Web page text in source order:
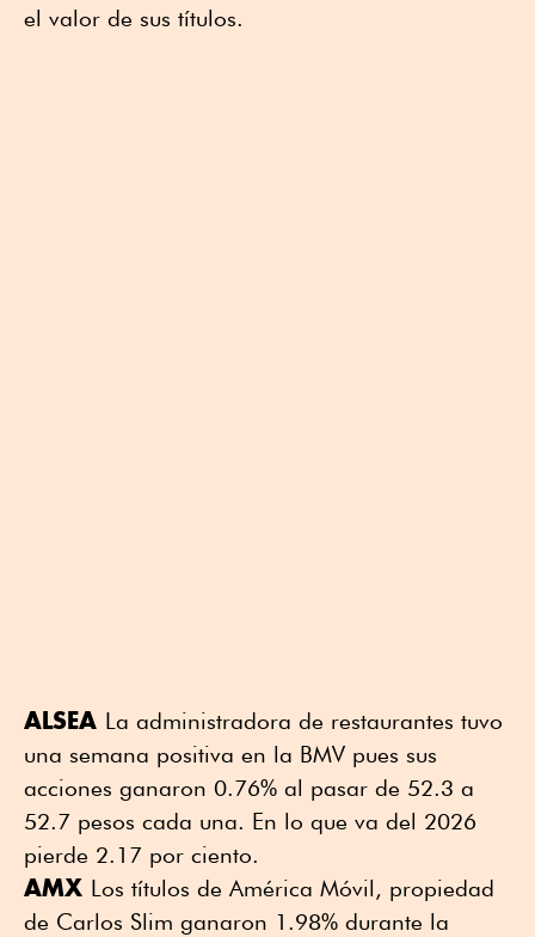
el valor de sus títulos.
ALSEA La administradora de restaurantes tuvo
una semana positiva en la BMV pues sus
acciones ganaron 0.76% al pasar de 52.3 a
52.7 pesos cada una. En lo que va del 2026
pierde 2.17 por ciento.
AMX Los títulos de América Móvil, propiedad
de Carlos Slim ganaron 1.98% durante la